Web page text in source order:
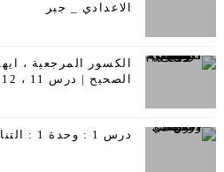
الاعدادي _ جبر
الكسور المرجعية ،
الصحيح | درس 11 ، 12 | للصف الرابع الابتدائي
درس 1 : وحدة 1 : التناسب - للصف الاول الاعدادي